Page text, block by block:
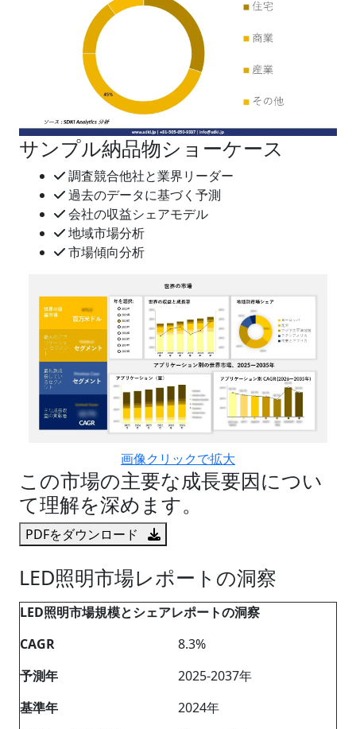
サンプル納品物ショーケース
調査競合他社と業界リーダー
過去のデータに基づく予測
会社の収益シェアモデル
地域市場分析
市場傾向分析
画像クリックで拡大
この市場の主要な成長要因につい
て理解を深めます。
PDFをダウンロード
LED照明市場レポートの洞察
LED照明市場規模とシェアレポートの洞察
CAGR
8.3%
予測年
2025-2037年
基準年
2024年